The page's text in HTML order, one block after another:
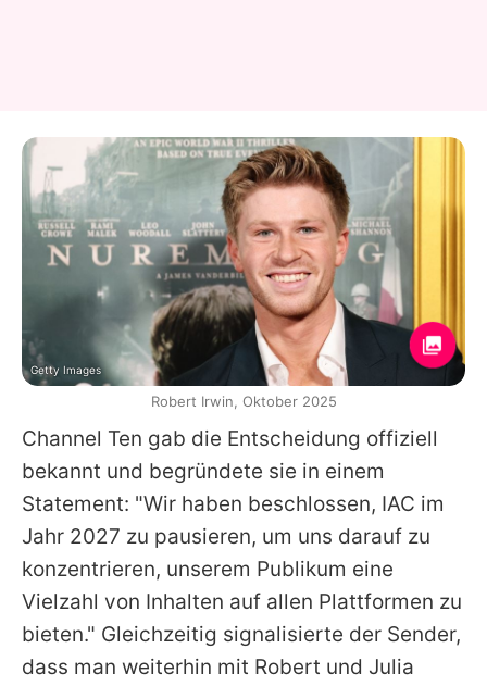
Channel Ten gab die Entscheidung offiziell
bekannt und begründete sie in einem
Statement: "Wir haben beschlossen, IAC im
Jahr 2027 zu pausieren, um uns darauf zu
konzentrieren, unserem Publikum eine
Vielzahl von Inhalten auf allen Plattformen zu
bieten." Gleichzeitig signalisierte der Sender,
dass man weiterhin mit Robert und Julia
Getty Images
Robert Irwin, Oktober 2025